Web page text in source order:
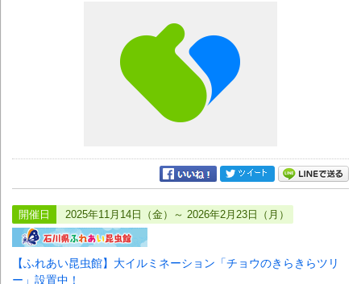
開催日 2025年11月14日（金）～ 2026年2月23日（月）
【ふれあい昆虫館】大イルミネーション「チョウのきらきらツリ
ー」設置中！